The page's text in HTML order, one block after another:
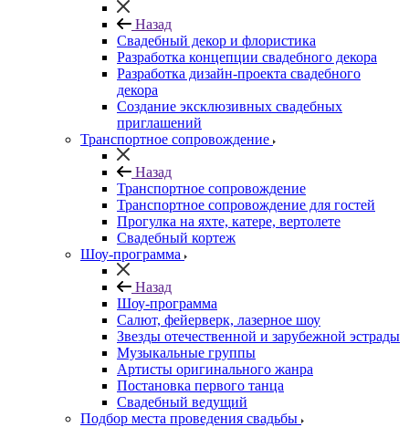
Назад
Свадебный декор и флористика
Разработка концепции свадебного декора
Разработка дизайн-проекта свадебного
декора
Создание эксклюзивных свадебных
приглашений
Транспортное сопровождение
Назад
Транспортное сопровождение
Транспортное сопровождение для гостей
Прогулка на яхте, катере, вертолете
Свадебный кортеж
Шоу-программа
Назад
Шоу-программа
Салют, фейерверк, лазерное шоу
Звезды отечественной и зарубежной эстрады
Музыкальные группы
Артисты оригинального жанра
Постановка первого танца
Свадебный ведущий
Подбор места проведения свадьбы